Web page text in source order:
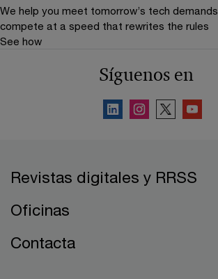
We help you meet tomorrow’s tech demands
compete at a speed that rewrites the rules
See how
Síguenos en
Revistas digitales y RRSS
Oficinas
Contacta